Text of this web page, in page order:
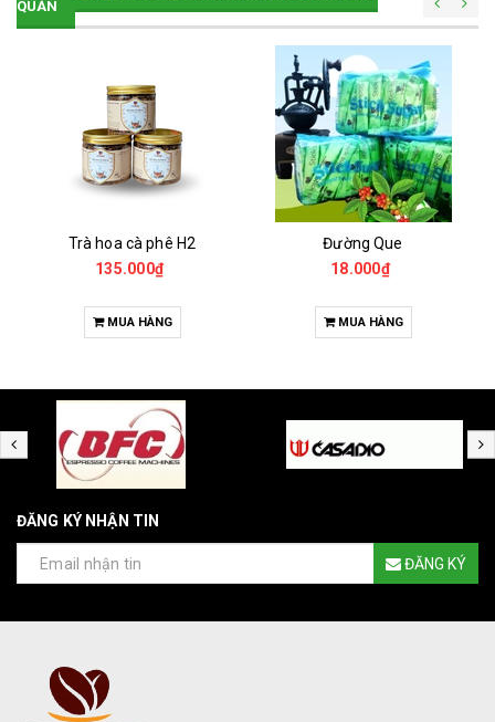
QUÁN
Trà hoa cà phê H2
135.000₫
MUA HÀNG
Đường Que
18.000₫
MUA HÀNG
ĐĂNG KÝ NHẬN TIN
ĐĂNG KÝ